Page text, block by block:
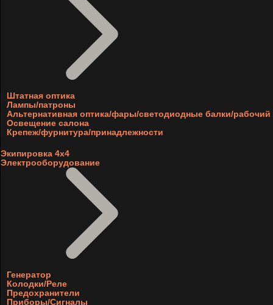
Штатная оптика
Лампы/патроны
Альтернативная оптика/фары/светодиодные балки/рабочий
Освещение салона
Крепеж/фурнитура/принадлежности
Экипировка 4х4
Электрооборудование
Генератор
Колодки/Реле
Предохранители
Приборы/Сигналы